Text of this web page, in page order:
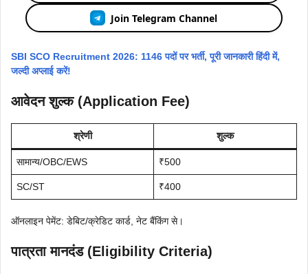
Join Telegram Channel
SBI SCO Recruitment 2026: 1146 पदों पर भर्ती, पूरी जानकारी हिंदी में,
जल्दी अप्लाई करें!
आवेदन शुल्क (Application Fee)
श्रेणी शुल्क
सामान्य/OBC/EWS ₹500
SC/ST ₹400
ऑनलाइन पेमेंट: डेबिट/क्रेडिट कार्ड, नेट बैंकिंग से।
पात्रता मानदंड (Eligibility Criteria)